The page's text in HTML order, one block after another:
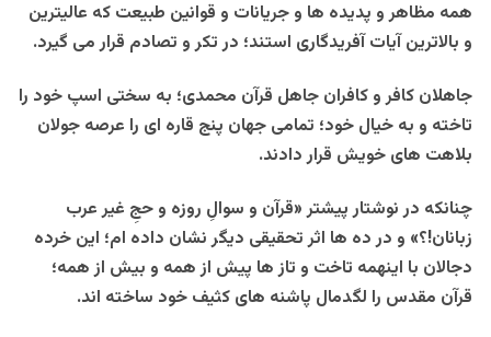
همه مظاهر و پدیده ها و جریانات و قوانین طبیعت که عالیترین
و بالاترین آیات آفریدگاری استند؛ در تکر و تصادم قرار می گیرد.
جاهلان کافر و کافران جاهل قرآن محمدی؛ به سختی اسپ خود را
تاخته و به خیال خود؛ تمامی جهان پنج قاره ای را عرصه جولان
بلاهت های خویش قرار دادند.
چنانکه در نوشتار پیشتر «قرآن و سوالِ روزه و حجِ غیر عرب
زبانان!؟» و در ده ها اثر تحقیقی دیگر نشان داده ام؛ این خرده
دجالان با اینهمه تاخت و تاز ها پیش از همه و بیش از همه؛
قرآن مقدس را لگدمال پاشنه های کثیف خود ساخته اند.